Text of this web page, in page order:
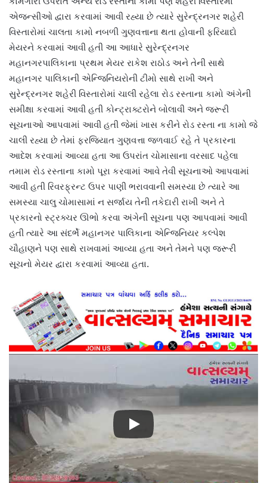
એજન્સીઓ દ્વારા કરવામાં આવી રહ્યા છે ત્યારે સુરેન્દ્રનગર શહેરી
વિસ્તારોમાં ચાલતા કામો નબળી ગુણવત્તાના થતા હોવાની ફરિયાદો
મેયરને કરવામાં આવી હતી આ આધારે સુરેન્દ્રનગર
મહાનગરપાલિકાના પ્રથમ મેયર રાકેશ રાઠોડ અને તેની સાથે
મહાનગર પાલિકાની એન્જિનિયરોની ટીમો સાથે રાખી અને
સુરેન્દ્રનગર શહેરી વિસ્તારોમાં ચાલી રહેલા રોડ રસ્તાના કામો અંગેની
સમીક્ષા કરવામાં આવી હતી કોન્ટ્રાક્ટરોને બોલાવી અને જરૂરી
સૂચનાઓ આપવામાં આવી હતી જેમાં ખાસ કરીને રોડ રસ્તા ના કામો જે
ચાલી રહ્યા છે તેમાં ફરજિયાત ગુણવત્તા જળવાઈ રહે તે પ્રકારના
આદેશ કરવામાં આવ્યા હતા આ ઉપરાંત ચોમાસાના વરસાદ પહેલા
તમામ રોડ રસ્તાના કામો પૂરા કરવામાં આવે તેવી સૂચનાઓ આપવામાં
આવી હતી રિવરફ્રન્ટ ઉપર પાણી ભરાવવાની સમસ્યા છે ત્યારે આ
સમસ્યા ચાલુ ચોમાસામાં ન સર્જાય તેની તકેદારી રાખી અને તે
પ્રકારનો સ્ટ્રક્ચર ઊભો કરવા અંગેની સૂચના પણ આપવામાં આવી
હતી ત્યારે આ સંદર્ભે મહાનગર પાલિકાના એન્જિનિયર કલ્પેશ
ચૌહાણને પણ સાથે રાખવામાં આવ્યા હતા અને તેમને પણ જરૂરી
સૂચનો મેયર દ્વારા કરવામાં આવ્યા હતા.